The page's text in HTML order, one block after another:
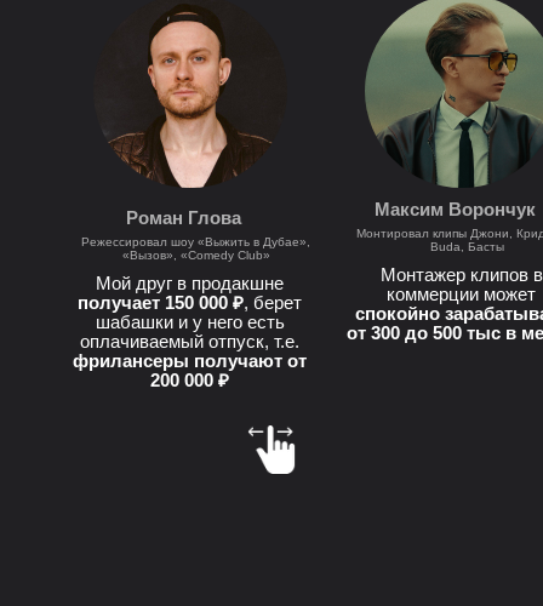
Максим Ворончук
Монтировал клипы Джони,
Buda, Басты
Монтажер клипов в
коммерции может
спокойно
от 300 до 500 тыс в
Роман Глова
Режессировал шоу «Выжить в Дубае»,
«Вызов», «Comedy Club»
Мой друг в продакшне
получает 150 000 ₽, берет
шабашки и у него есть
оплачиваемый отпуск, т.е.
фрилансеры получают от
200 000 ₽